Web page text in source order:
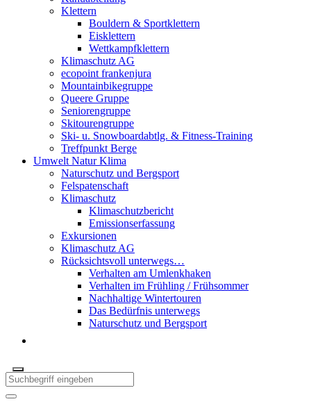
Klettern
Bouldern & Sportklettern
Eisklettern
Wettkampfklettern
Klimaschutz AG
ecopoint frankenjura
Mountainbikegruppe
Queere Gruppe
Seniorengruppe
Skitourengruppe
Ski- u. Snowboardabtlg. & Fitness-Training
Treffpunkt Berge
Umwelt Natur Klima
Naturschutz und Bergsport
Felspatenschaft
Klimaschutz
Klimaschutzbericht
Emissionserfassung
Exkursionen
Klimaschutz AG
Rücksichtsvoll unterwegs…
Verhalten am Umlenkhaken
Verhalten im Frühling / Frühsommer
Nachhaltige Wintertouren
Das Bedürfnis unterwegs
Naturschutz und Bergsport